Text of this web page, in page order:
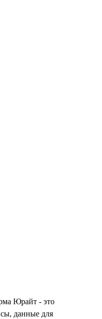
Юрайт - это
данные для